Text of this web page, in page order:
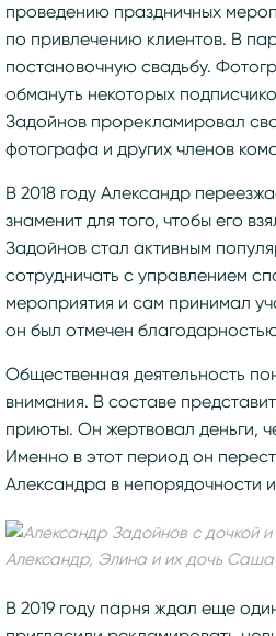
проведению праздничных
по привлечению клиентов. В
постановочную свадьбу.
обмануть некоторых
Задойнов прорекламировал
фотографа и других членов
В 2018 году Александр
знаменит для того, чтобы его
Задойнов стал активным
сотрудничать с управлением
мероприятия и сам принимал
он был отмечен
Общественная деятельность
внимания. В составе
приюты. Он жертвовал деньги,
Именно в этот период он
Александра в непорядочности
Александр, Элина и их дочь Саша
В 2019 году парня ждал еще